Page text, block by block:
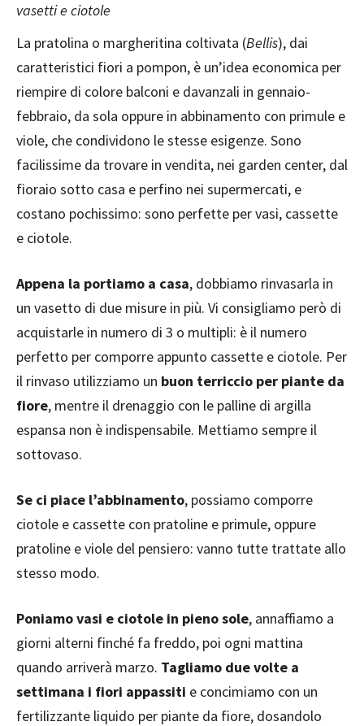
vasetti e ciotole
La pratolina o margheritina coltivata (Bellis), dai
caratteristici fiori a pompon, è un’idea economica per
riempire di colore balconi e davanzali in gennaio-
febbraio, da sola oppure in abbinamento con primule e
viole, che condividono le stesse esigenze. Sono
facilissime da trovare in vendita, nei garden center, dal
fioraio sotto casa e perfino nei supermercati, e
costano pochissimo: sono perfette per vasi, cassette
e ciotole.
Appena la portiamo a casa, dobbiamo rinvasarla in
un vasetto di due misure in più. Vi consigliamo però di
acquistarle in numero di 3 o multipli: è il numero
perfetto per comporre appunto cassette e ciotole. Per
il rinvaso utilizziamo un buon terriccio per piante da
fiore, mentre il drenaggio con le palline di argilla
espansa non è indispensabile. Mettiamo sempre il
sottovaso.
Se ci piace l’abbinamento, possiamo comporre
ciotole e cassette con pratoline e primule, oppure
pratoline e viole del pensiero: vanno tutte trattate allo
stesso modo.
Poniamo vasi e ciotole in pieno sole, annaffiamo a
giorni alterni finché fa freddo, poi ogni mattina
quando arriverà marzo. Tagliamo due volte a
settimana i fiori appassiti e concimiamo con un
fertilizzante liquido per piante da fiore, dosandolo